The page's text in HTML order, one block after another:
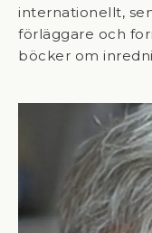
internationellt,
förläggare och
böcker om